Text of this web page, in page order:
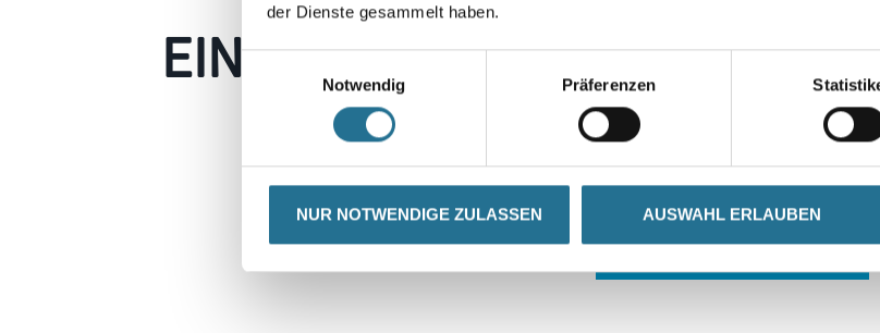
der Dienste gesammelt haben.
Notwendig
Präferenzen
NUR NOTWENDIGE ZULASSEN AUSWAHL ERLAUBEN
EIN KLEINER ZWISCHENFALL
Keine Sorge, wir pinseln schon an der Lösung und werden das
Erkunden Sie in der Zwischenzeit unseren Online-Shop und